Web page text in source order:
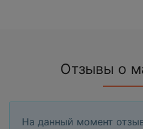
Отзывы о
На данный момент